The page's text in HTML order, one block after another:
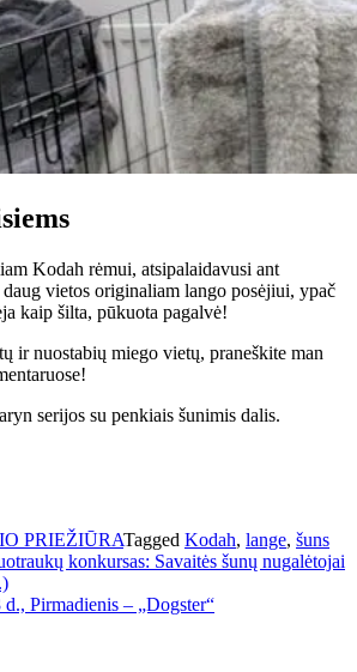
Kodah rėmui, atsipalaidavusi ant
vietos originaliam lango posėjiui, ypač
kaip šilta, pūkuota pagalvė!
ir nuostabių miego vietų, praneškite man
serijos su penkiais šunimis dalis.
PRIEŽIŪRATagged Kodah, lange, šuns
konkursas: Savaitės šunų nugalėtojai
Pirmadienis – „Dogster“